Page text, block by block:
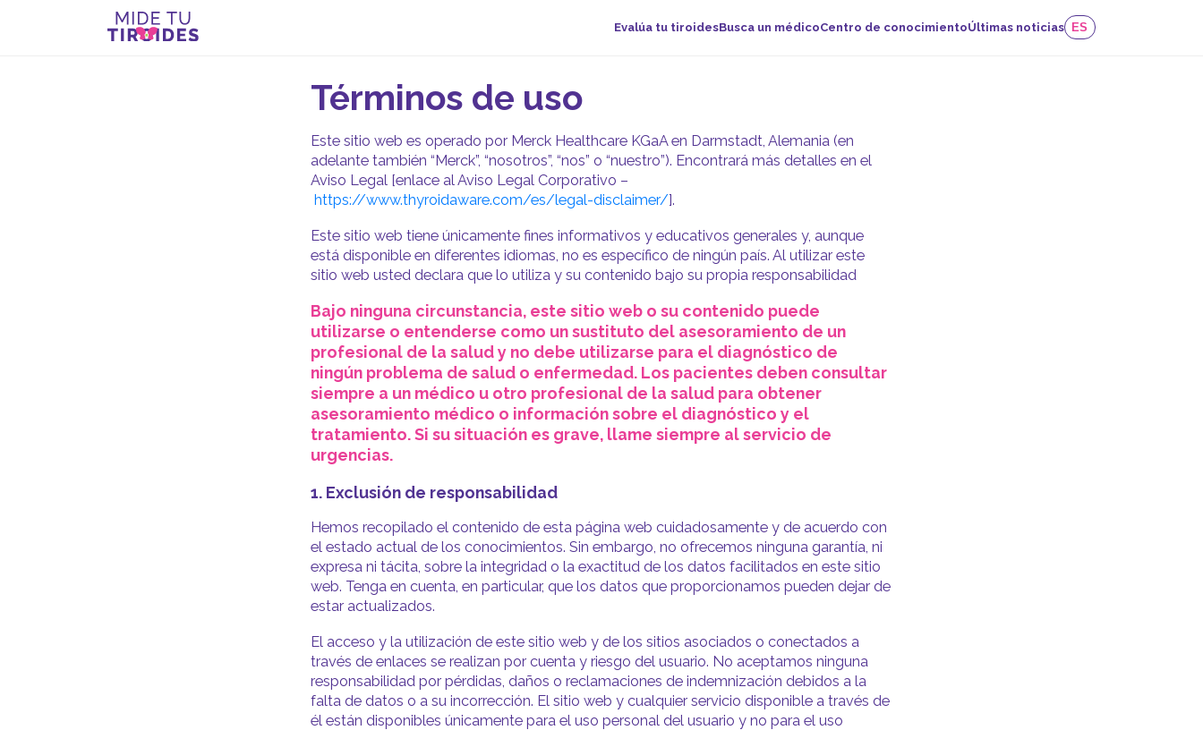
Evalúa tu tiroidesBusca un médicoCentro de conocimientoÚltimas noticias ES
Términos de uso
Este sitio web es operado por Merck Healthcare KGaA en Darmstadt, Alemania (en
adelante también “Merck”, “nosotros”, “nos” o “nuestro”). Encontrará más detalles en el
Aviso Legal [enlace al Aviso Legal Corporativo –
https://www.thyroidaware.com/es/legal-disclaimer/].
Este sitio web tiene únicamente fines informativos y educativos generales y, aunque
está disponible en diferentes idiomas, no es específico de ningún país. Al utilizar este
sitio web usted declara que lo utiliza y su contenido bajo su propia responsabilidad
Bajo ninguna circunstancia, este sitio web o su contenido puede
utilizarse o entenderse como un sustituto del asesoramiento de un
profesional de la salud y no debe utilizarse para el diagnóstico de
ningún problema de salud o enfermedad. Los pacientes deben consultar
siempre a un médico u otro profesional de la salud para obtener
asesoramiento médico o información sobre el diagnóstico y el
tratamiento. Si su situación es grave, llame siempre al servicio de
urgencias.
1. Exclusión de responsabilidad
Hemos recopilado el contenido de esta página web cuidadosamente y de acuerdo con
el estado actual de los conocimientos. Sin embargo, no ofrecemos ninguna garantía, ni
expresa ni tácita, sobre la integridad o la exactitud de los datos facilitados en este sitio
web. Tenga en cuenta, en particular, que los datos que proporcionamos pueden dejar de
estar actualizados.
El acceso y la utilización de este sitio web y de los sitios asociados o conectados a
través de enlaces se realizan por cuenta y riesgo del usuario. No aceptamos ninguna
responsabilidad por pérdidas, daños o reclamaciones de indemnización debidos a la
falta de datos o a su incorrección. El sitio web y cualquier servicio disponible a través de
él están disponibles únicamente para el uso personal del usuario y no para el uso